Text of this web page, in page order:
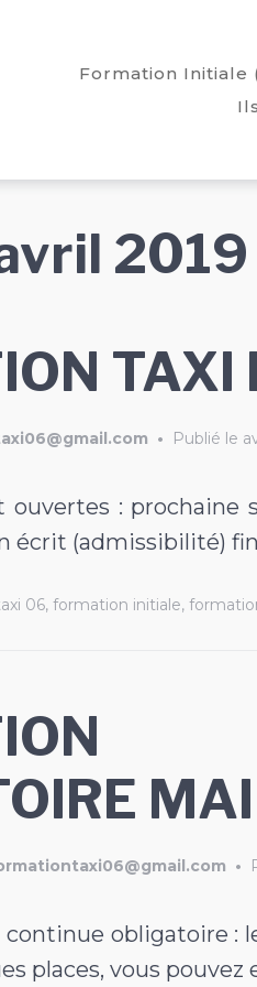
Formation Initiale
2019
TAXI
• Publié le
ouvertes : prochaine
écrit (admissibilité)
06, formation initiale,
•
obligatoire :
places, vous pouvez